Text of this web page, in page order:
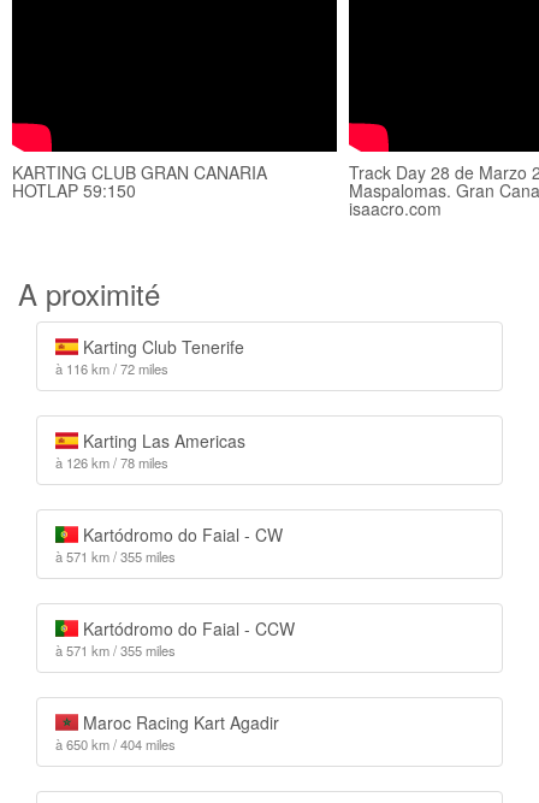
KARTING CLUB GRAN CANARIA
HOTLAP 59:150
Track Day 28 de Marzo
Maspalomas. Gran
isaacro.com
A proximité
Karting Club Tenerife
à 116 km / 72 miles
Karting Las Americas
à 126 km / 78 miles
Kartódromo do Faial - CW
à 571 km / 355 miles
Kartódromo do Faial - CCW
à 571 km / 355 miles
Maroc Racing Kart Agadir
à 650 km / 404 miles